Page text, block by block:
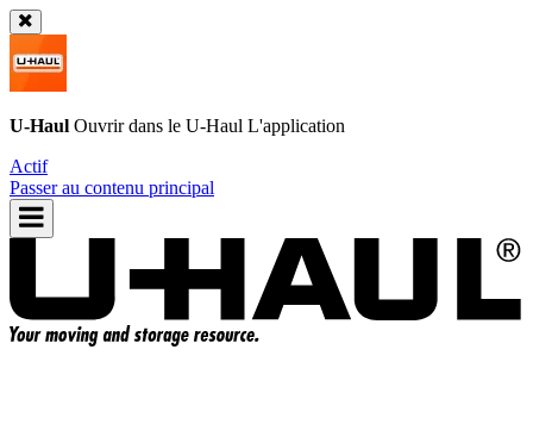
U-Haul Ouvrir dans le U-Haul L'application
Actif
Passer au contenu principal